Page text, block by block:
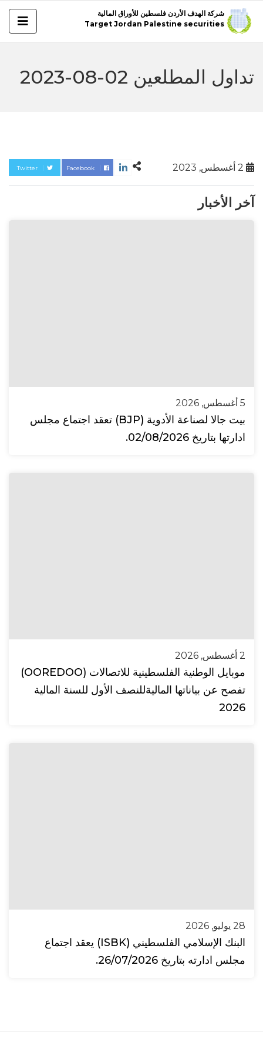
شركة الهدف الأردن فلسطين للأوراق المالية
Target Jordan Palestine securities
تداول المطلعين 02-08-2023
Twitter Facebook
آخر الأخبار
5 أغسطس, 2026
بيت جالا لصناعة الأدوية (BJP) تعقد اجتماع مجلس
ادارتها بتاريخ 02/08/2026.
2 أغسطس, 2026
موبايل الوطنية الفلسطينية للاتصالات (OOREDOO)
تفصح عن بياناتها الماليةللنصف الأول للسنة المالية
2026
28 يوليو, 2026
البنك الإسلامي الفلسطيني (ISBK) يعقد اجتماع
مجلس ادارته بتاريخ 26/07/2026.